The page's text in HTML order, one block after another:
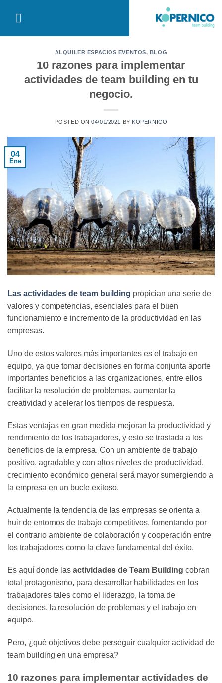
ALQUILER ESPACIOS EVENTOS, BLOG
10 razones para implementar
actividades de team building en tu
negocio.
POSTED ON04/01/2021 BY KOPERNICO
04
Ene
Las actividades de team building propician una serie de
valores y competencias, esenciales para el buen
funcionamiento e incremento de la productividad en las
empresas.
Uno de estos valores más importantes es el trabajo en
equipo, ya que tomar decisiones en forma conjunta aporte
importantes beneficios a las organizaciones, entre ellos
facilitar la resolución de problemas, aumentar la
creatividad y acelerar los tiempos de respuesta.
Estas ventajas en gran medida mejoran la productividad y
rendimiento de los trabajadores, y esto se traslada a los
beneficios de la empresa. Con un ambiente de trabajo
positivo, agradable y con altos niveles de productividad,
crecimiento económico general será mayor sumergiendo a
la empresa en un bucle exitoso.
Actualmente la tendencia de las empresas se orienta a
huir de entornos de trabajo competitivos, fomentando por
el contrario ambiente de colaboración y cooperación entre
los trabajadores como la clave fundamental del éxito.
Es aquí donde las actividades de Team Building cobran
total protagonismo, para desarrollar habilidades en los
trabajadores tales como el liderazgo, la toma de
decisiones, la resolución de problemas y el trabajo en
equipo.
Pero, ¿qué objetivos debe perseguir cualquier actividad de
team building en una empresa?
10 razones para implementar actividades de